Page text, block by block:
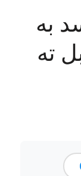
به
ته